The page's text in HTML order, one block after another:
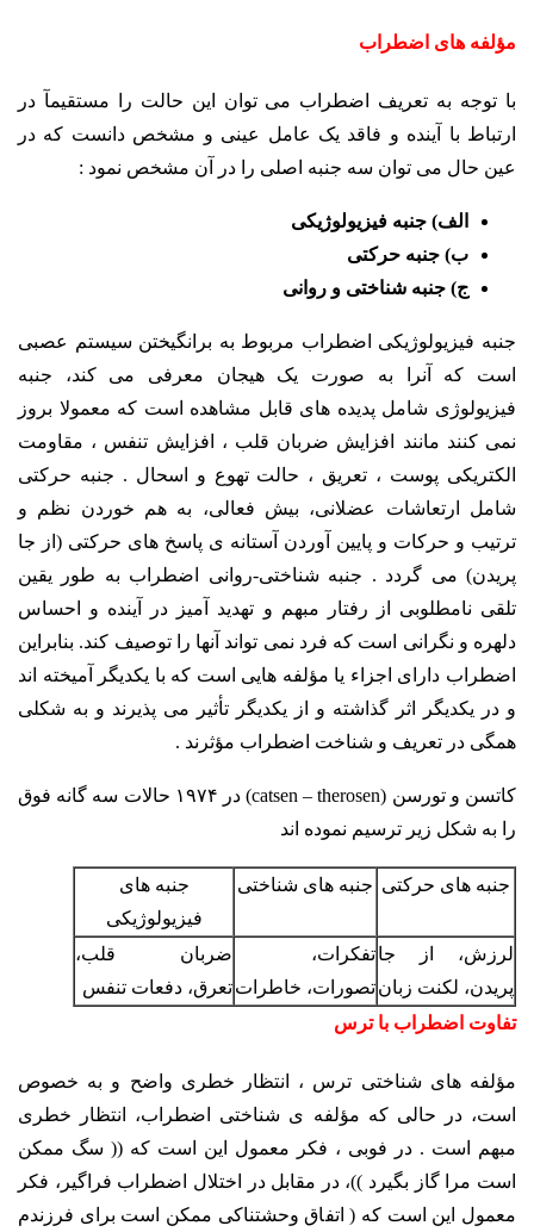
مؤلفه های اضطراب
با توجه به تعریف اضطراب می توان این حالت را مستقیمآ در
ارتباط با آینده و فاقد یک عامل عینی و مشخص دانست که در
عین حال می توان سه جنبه اصلی را در آن مشخص نمود :
الف) جنبه فیزیولوژیکی
ب) جنبه حرکتی
ج) جنبه شناختی و روانی
جنبه فیزیولوژیکی اضطراب مربوط به برانگیختن سیستم عصبی
است که آنرا به صورت یک هیجان معرفی می کند، جنبه
فیزیولوژی شامل پدیده های قابل مشاهده است که معمولا بروز
نمی کنند مانند افزایش ضربان قلب ، افزایش تنفس ، مقاومت
الکتریکی پوست ، تعریق ، حالت تهوع و اسحال . جنبه حرکتی
شامل ارتعاشات عضلانی، بیش فعالی، به هم خوردن نظم و
ترتیب و حرکات و پایین آوردن آستانه ی پاسخ های حرکتی (از جا
پریدن) می گردد . جنبه شناختی-روانی اضطراب به طور یقین
تلقی نامطلوبی از رفتار مبهم و تهدید آمیز در آینده و احساس
دلهره و نگرانی است که فرد نمی تواند آنها را توصیف کند. بنابراین
اضطراب دارای اجزاء یا مؤلفه هایی است که با یکدیگر آمیخته اند
و در یکدیگر اثر گذاشته و از یکدیگر تأثیر می پذیرند و به شکلی
همگی در تعریف و شناخت اضطراب مؤثرند .
کاتسن و تورسن (catsen – therosen) در ۱۹۷۴ حالات سه گانه فوق
را به شکل زیر ترسیم نموده اند
جنبه های حرکتی جنبه های شناختی
جنبه های
فیزیولوژیکی
لرزش، از جا
پریدن، لکنت زبان
تفکرات،
تصورات، خاطرات
ضربان قلب،
تعرق، دفعات تنفس
تفاوت اضطراب با ترس
مؤلفه های شناختی ترس ، انتظار خطری واضح و به خصوص
است، در حالی که مؤلفه ی شناختی اضطراب، انتظار خطری
مبهم است . در فوبی ، فکر معمول این است که (( سگ ممکن
است مرا گاز بگیرد ))، در مقابل در اختلال اضطراب فراگیر، فکر
معمول این است که ( اتفاق وحشتناکی ممکن است برای فرزندم